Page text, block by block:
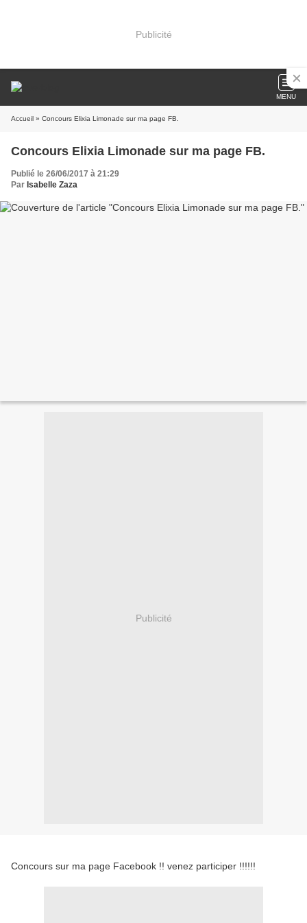
Publicité
MENU
Accueil » Concours Elixia Limonade sur ma page FB.
Concours Elixia Limonade sur ma page FB.
Publié le 26/06/2017 à 21:29
Par Isabelle Zaza
Publicité
Concours sur ma page Facebook !! venez participer !!!!!!